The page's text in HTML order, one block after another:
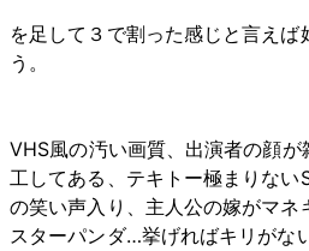
を足して３で割った感じと言えば
う。
VHS風の汚い画質、出演者の顔
工してある、テキトー極まりない
の笑い声入り、主人公の嫁がマネ
スターパンダ…挙げればキリがな